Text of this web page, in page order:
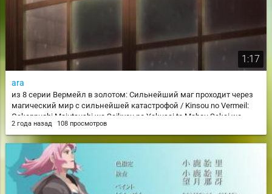
1:17
ara
из 8 серии Вермейл в золотом: Сильнейший маг проходит через
магический мир с сильнейшей катастрофой / Kinsou no Vermeil:
Gakeppuchi Majutsushi wa Saikyou no Yakusai to Mahou Sekai wo
Tsukisusumu
2 года назад 108 просмотров